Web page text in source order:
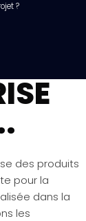
?
des produits
pour la
dans la
les